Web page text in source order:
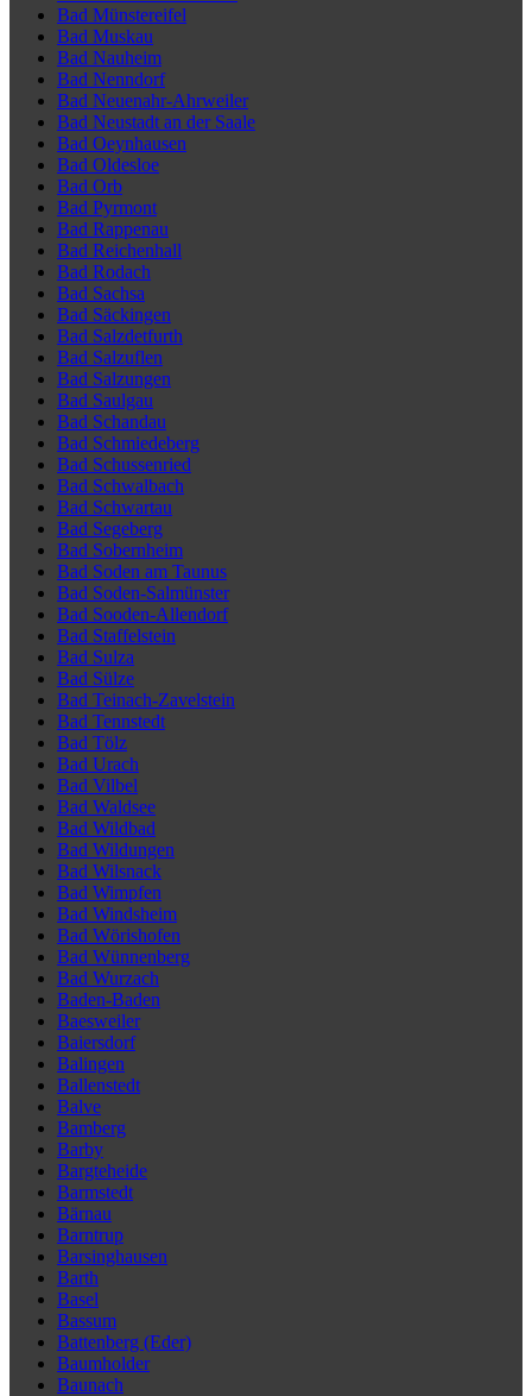
Bad Münstereifel
Bad Muskau
Bad Nauheim
Bad Nenndorf
Bad Neuenahr-Ahrweiler
Bad Neustadt an der Saale
Bad Oeynhausen
Bad Oldesloe
Bad Orb
Bad Pyrmont
Bad Rappenau
Bad Reichenhall
Bad Rodach
Bad Sachsa
Bad Säckingen
Bad Salzdetfurth
Bad Salzuflen
Bad Salzungen
Bad Saulgau
Bad Schandau
Bad Schmiedeberg
Bad Schussenried
Bad Schwalbach
Bad Schwartau
Bad Segeberg
Bad Sobernheim
Bad Soden am Taunus
Bad Soden-Salmünster
Bad Sooden-Allendorf
Bad Staffelstein
Bad Sulza
Bad Sülze
Bad Teinach-Zavelstein
Bad Tennstedt
Bad Tölz
Bad Urach
Bad Vilbel
Bad Waldsee
Bad Wildbad
Bad Wildungen
Bad Wilsnack
Bad Wimpfen
Bad Windsheim
Bad Wörishofen
Bad Wünnenberg
Bad Wurzach
Baden-Baden
Baesweiler
Baiersdorf
Balingen
Ballenstedt
Balve
Bamberg
Barby
Bargteheide
Barmstedt
Bärnau
Barntrup
Barsinghausen
Barth
Basel
Bassum
Battenberg (Eder)
Baumholder
Baunach